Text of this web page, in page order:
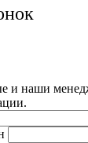
и наши